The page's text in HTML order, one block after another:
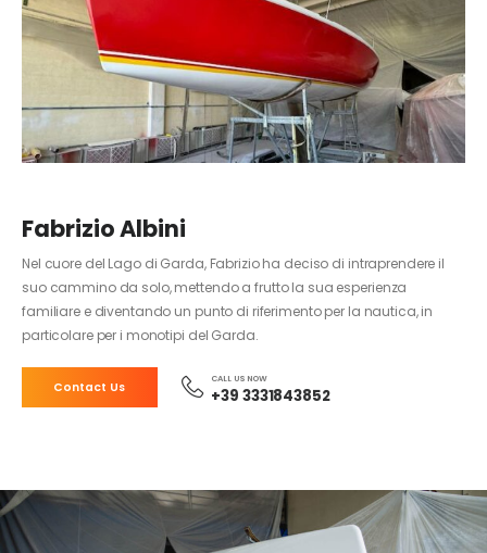
Fabrizio Albini
Nel cuore del Lago di Garda, Fabrizio ha deciso di intraprendere il
suo cammino da solo, mettendo a frutto la sua esperienza
familiare e diventando un punto di riferimento per la nautica, in
particolare per i monotipi del Garda.
Contact Us
CALL US NOW
+39 3331843852